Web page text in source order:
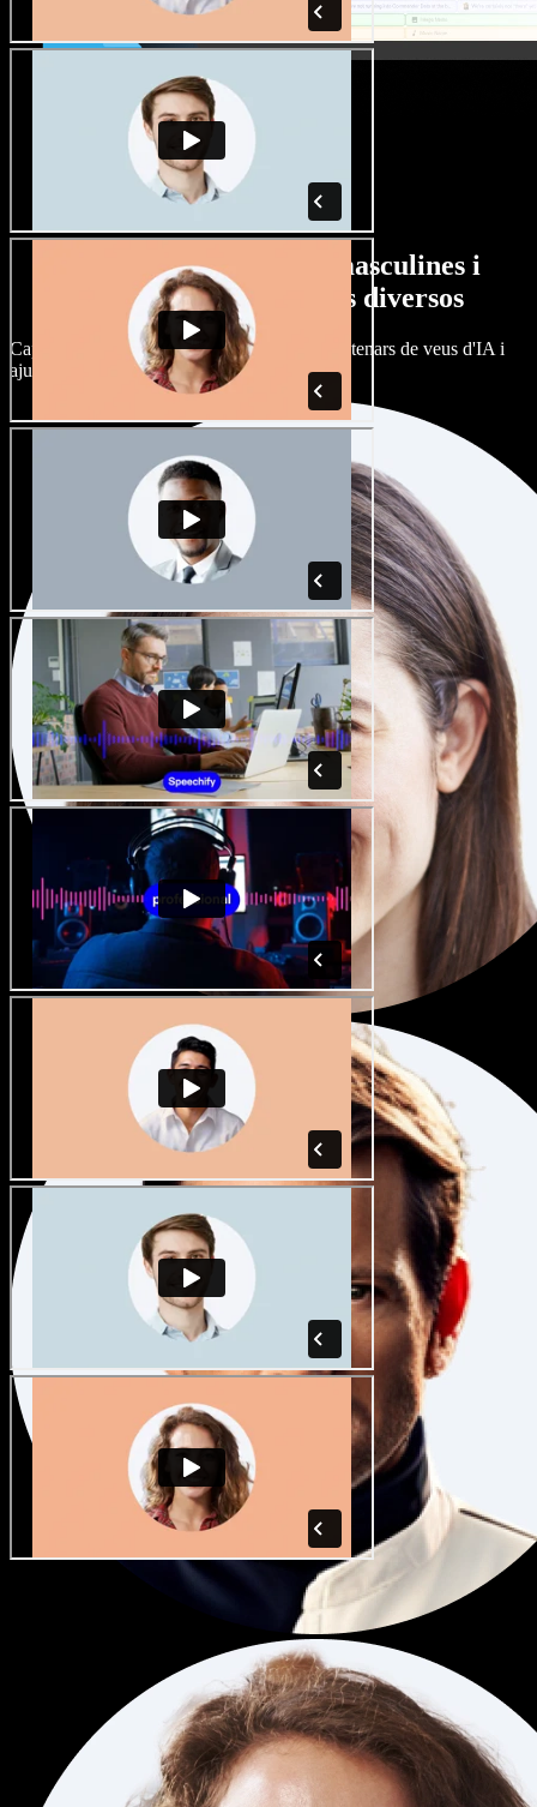
Gran varietat de veus masculines i
femenines amb accents diversos
Cap projecte ha de sonar igual. Tria entre centenars de veus d'IA i
ajusta'n l’accent.